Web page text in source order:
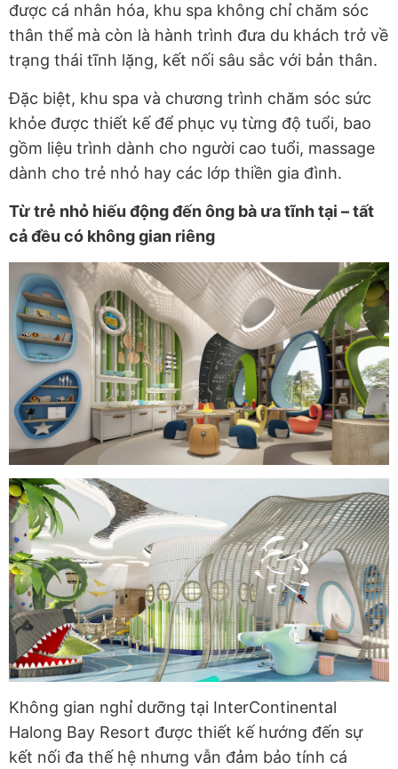
được cá nhân hóa, khu spa không chỉ chăm sóc
thân thể mà còn là hành trình đưa du khách trở về
trạng thái tĩnh lặng, kết nối sâu sắc với bản thân.
Đặc biệt, khu spa và chương trình chăm sóc sức
khỏe được thiết kế để phục vụ từng độ tuổi, bao
gồm liệu trình dành cho người cao tuổi, massage
dành cho trẻ nhỏ hay các lớp thiền gia đình.
Từ trẻ nhỏ hiếu động đến ông bà ưa tĩnh tại – tất
cả đều có không gian riêng
Không gian nghỉ dưỡng tại InterContinental
Halong Bay Resort được thiết kế hướng đến sự
kết nối đa thế hệ nhưng vẫn đảm bảo tính cá